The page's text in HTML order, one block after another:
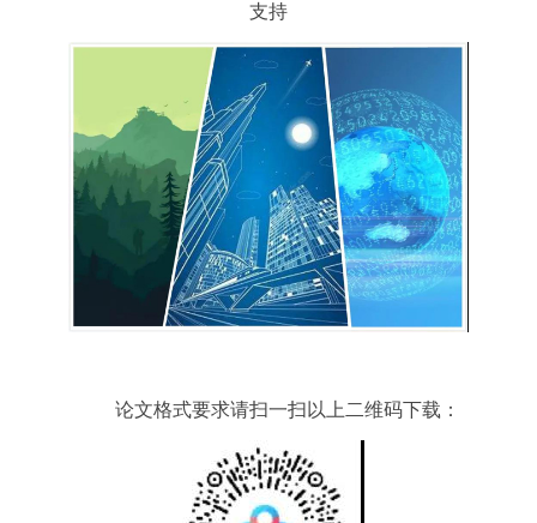
支持
论文格式要求请扫一扫以上二维码下载：